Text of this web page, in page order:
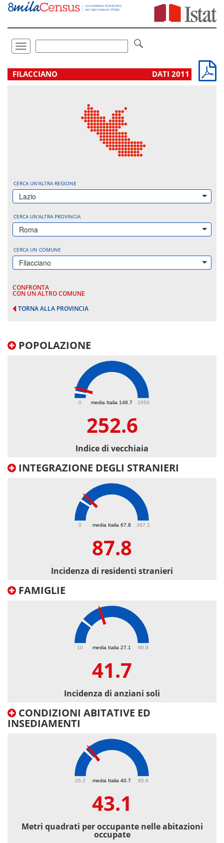
Vai
direttamente
Toggle
navigation
.
FILACCIANO DATI 2011
CERCA UN'ALTRA REGIONE
Lazio
CERCA UN'ALTRA PROVINCIA
Roma
CERCA UN COMUNE
Filacciano
CONFRONTA
CON UN ALTRO COMUNE
TORNA ALLA PROVINCIA
POPOLAZIONE
media Italia 148.7
0 2850
252.6
Indice di vecchiaia
INTEGRAZIONE DEGLI STRANIERI
media Italia 67.8
0 367.1
87.8
Incidenza di residenti stranieri
FAMIGLIE
media Italia 27.1
10 90.9
41.7
Incidenza di anziani soli
CONDIZIONI ABITATIVE ED
INSEDIAMENTI
media Italia 40.7
26.2 85.6
43.1
Metri quadrati per occupante nelle abitazioni
occupate